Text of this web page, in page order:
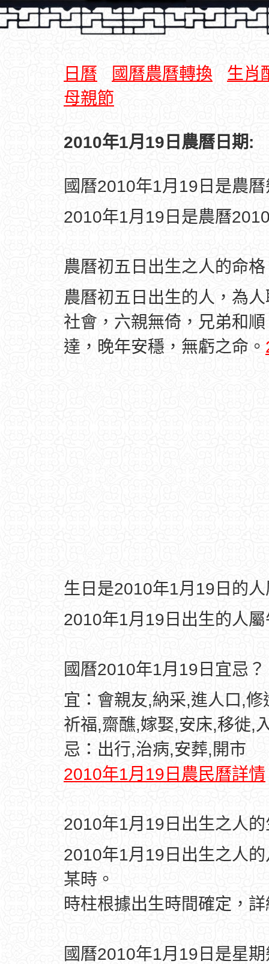
日曆 國曆農曆轉換
生肖
母親節
2010年1月19日農曆日期:
國曆2010年1月19日是農
2010年1月19日是農曆
農曆初五日出生之人的命
農曆初五日出生的人，為
社會，六親無倚，兄弟和
達，晚年安穩，無虧之命。
生日是2010年1月19日的
2010年1月19日出生的人
國曆2010年1月19日宜忌？
宜：會親友,納采,進人口,
祈福,齋醮,嫁娶,安床,移徙,
忌：出行,治病,安葬,開市
2010年1月19日農民曆詳情
2010年1月19日出生之人
2010年1月19日出生之人
某時。
時柱根據出生時間確定，
國曆2010年1月19日是星